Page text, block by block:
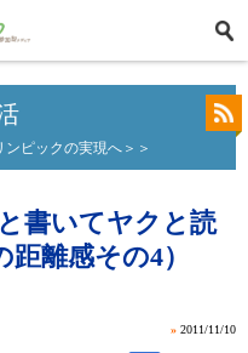
ピックの実現へ＞＞
書いてヤクと読
離感その4）
» 2011/11/10